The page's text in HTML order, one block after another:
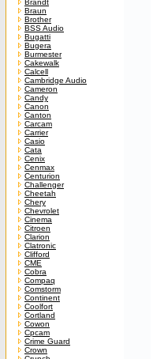
Brandt
Braun
Brother
BSS Audio
Bugatti
Bugera
Burmester
Cakewalk
Calcell
Cambridge Audio
Cameron
Candy
Canon
Canton
Carcam
Carrier
Casio
Cata
Cenix
Cenmax
Centurion
Challenger
Cheetah
Chery
Chevrolet
Cinema
Citroen
Clarion
Clatronic
Clifford
CME
Cobra
Compaq
Comstorm
Continent
Coolfort
Cortland
Cowon
Cpcam
Crime Guard
Crown